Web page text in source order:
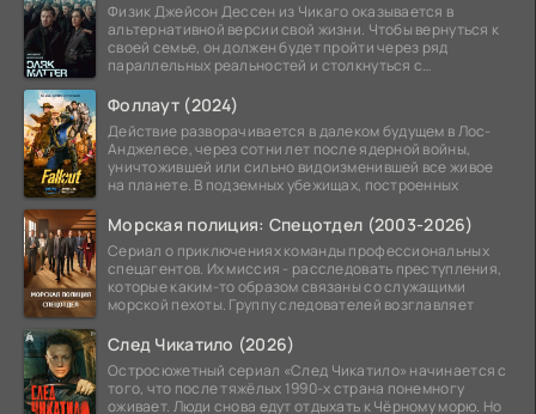
Физик Джейсон Дессен из Чикаго оказывается в
альтернативной версии свой жизни. Чтобы вернуться к
своей семье, он должен будет пройти через ряд
параллельных реальностей и столкнуться с
Фоллаут (2024)
Действие разворачивается в далеком будущем в Лос-
Анджелесе, через сотни лет после ядерной войны,
уничтожившей или сильно видоизменившей все живое
на планете. В подземных убежищах, построенных
Морская полиция: Спецотдел (2003-2026)
Сериал о приключениях команды профессиональных
спецагентов. Их миссия - расследовать преступления,
которые каким-то образом связаны со служащими
морской пехоты. Группу следователей возглавляет
След Чикатило (2026)
Остросюжетный сериал «След Чикатило» начинается с
того, что после тяжёлых 1990-х страна понемногу
оживает. Люди снова едут отдыхать к Чёрному морю. Но